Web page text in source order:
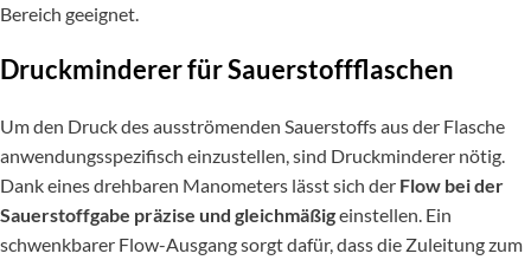
Bereich geeignet.
Druckminderer für Sauerstoffflaschen
Um den Druck des ausströmenden Sauerstoffs aus der Flasche
anwendungsspezifisch einzustellen, sind Druckminderer nötig.
Dank eines drehbaren Manometers lässt sich der Flow bei der
Sauerstoffgabe präzise und gleichmäßigeinstellen. Ein
schwenkbarer Flow-Ausgang sorgt dafür, dass die Zuleitung zum